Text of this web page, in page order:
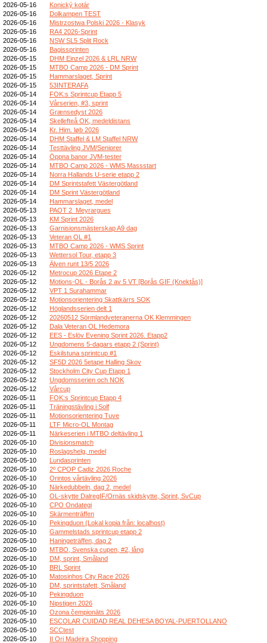
2026-05-16
Konický kotár
2026-05-16
Dolkampen TEST
2026-05-16
Mistrzostwa Polski 2026 - Klasyk
2026-05-16
RA4 2026-Sprint
2026-05-16
NSW SL5 Split Rock
2026-05-16
Bagissprinten
2026-05-15
DHM Einzel 2026 & LRL NRW
2026-05-15
MTBO Camp 2026 - DM Sprint
2026-05-15
Hammarslaget, Sprint
2026-05-15
53INTERAFA
2026-05-14
FOK:s Sprintcup Etapp 5
2026-05-14
Vårserien, #3, sprint
2026-05-14
Grænsedyst 2026
2026-05-14
Skellefteå OK, medeldistans
2026-05-14
Kr. Him. løb 2026
2026-05-14
DHM Staffel & LM Staffel NRW
2026-05-14
Testtävling JVM/Seniorer
2026-05-14
Öppna banor JVM-tester
2026-05-14
MTBO Camp 2026 - WMS Massstart
2026-05-14
Norra Hallands U-serie etapp 2
2026-05-14
DM Sprintstafett Västergötland
2026-05-14
DM Sprint Västergötland
2026-05-14
Hammarslaget, medel
2026-05-13
PAOT 2_Meyrargues
2026-05-13
KM Sprint 2026
2026-05-13
Garnisionsmästerskap A9 dag
2026-05-13
Veteran OL #1
2026-05-13
MTBO Camp 2026 - WMS Sprint
2026-05-13
Wettersol Tour, etapp 3
2026-05-13
Älven runt 13/5 2026
2026-05-12
Metrocup 2026 Etape 2
2026-05-12
Motions-OL - Borås 2 av 5 VT [Borås GIF (Knektås)]
2026-05-12
VPT 1 Surahammar
2026-05-12
Motionsorientering Skattkärrs SOK
2026-05-12
Höglandsserien delt 1
2026-05-12
20260512 Sörmlandveteranerna OK Klemmingen
2026-05-12
Dala Veteran OL Hedemora
2026-05-12
EES - Eslöv Evening Sprint 2026. Etapp2
2026-05-12
Ungdomens 5-dagars etapp 2 (Sprint)
2026-05-12
Eskilstuna sprintcup #1
2026-05-12
SF5D 2026 5etape Halling Skov
2026-05-12
Stockholm City Cup Etapp 1
2026-05-12
Ungdomsserien och NOK
2026-05-12
Vårcup
2026-05-11
FOK:s Sprintcup Etapp 4
2026-05-11
Träningstävling i Solf
2026-05-11
Motionsorientering Tuve
2026-05-11
LTF Micro-OL Montag
2026-05-11
Närkeserien i MTBO deltävling 1
2026-05-10
Divisionsmatch
2026-05-10
Roslagshelg, medel
2026-05-10
Lundasprinten
2026-05-10
2º CPOP Cadiz 2026 Roche
2026-05-10
Orintos vårtävling 2026
2026-05-10
Närkedubbeln, dag 2, medel
2026-05-10
OL-skytte DalregIF/Ornäs skidskytte, Sprint, SvCup
2026-05-10
CPO Ondategi
2026-05-10
Skärmenträffen
2026-05-10
Pekingduon (Lokal kopia från: localhost)
2026-05-10
Gammelstads sprintcup etapp 2
2026-05-10
Haningeträffen, dag 2
2026-05-10
MTBO, Svenska cupen, #2, lång
2026-05-10
DM, sprint, Småland
2026-05-10
BRL Sprint
2026-05-10
Matosinhos City Race 2026
2026-05-10
DM, sprintstafett, Småland
2026-05-10
Pekingduon
2026-05-10
Nipstigen 2026
2026-05-10
Ozona čempionāts 2026
2026-05-10
ESCOLAR CUIDAD REAL DEHESA BOYAL-PUERTOLLANO
2026-05-10
SCCtest
2026-05-10
II Ori Madeira Shopping